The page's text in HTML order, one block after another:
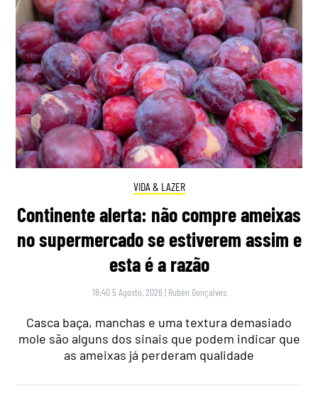
VIDA & LAZER
Continente alerta: não compre ameixas
no supermercado se estiverem assim e
esta é a razão
18:40 5 Agosto, 2026 | Rubén Gonçalves
Casca baça, manchas e uma textura demasiado
mole são alguns dos sinais que podem indicar que
as ameixas já perderam qualidade